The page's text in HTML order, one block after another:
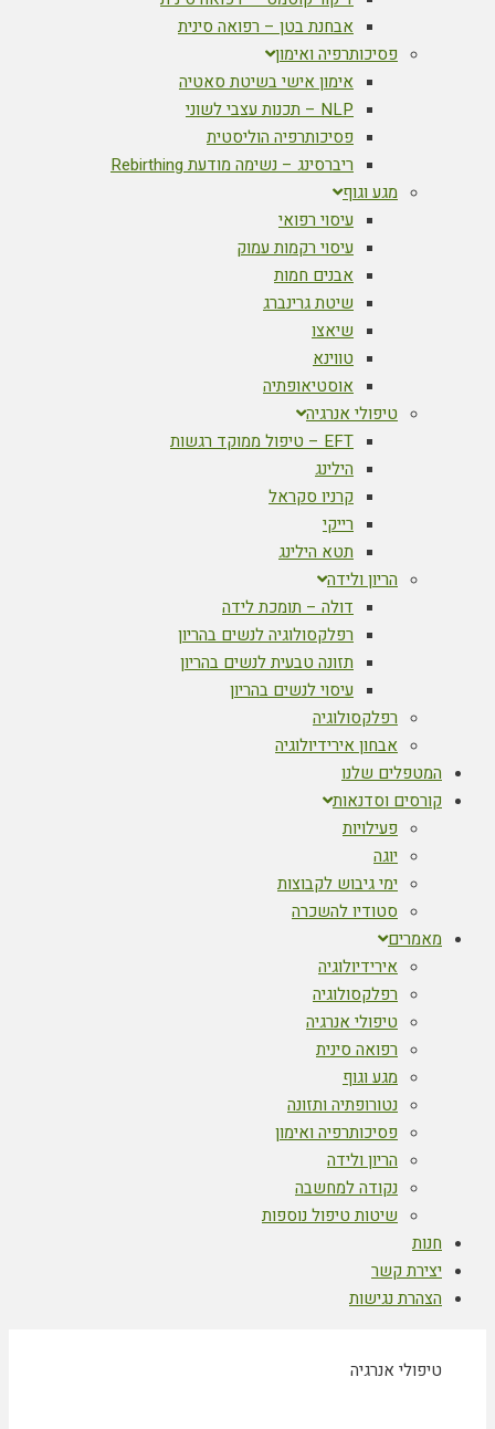
אבחנת בטן – רפואה סינית
פסיכותרפיה ואימון
אימון אישי בשיטת סאטיה
NLP – תכנות עצבי לשוני
פסיכותרפיה הוליסטית
ריברסינג – נשימה מודעת Rebirthing
מגע וגוף
עיסוי רפואי
עיסוי רקמות עמוק
אבנים חמות
שיטת גרינברג
שיאצו
טווינא
אוסטיאופתיה
טיפולי אנרגיה
EFT – טיפול ממוקד רגשות
הילינג
קרניו סקראל
רייקי
תטא הילינג
הריון ולידה
דולה – תומכת לידה
רפלקסולוגיה לנשים בהריון
תזונה טבעית לנשים בהריון
עיסוי לנשים בהריון
רפלקסולוגיה
אבחון אירידיולוגיה
המטפלים שלנו
קורסים וסדנאות
פעילויות
יוגה
ימי גיבוש לקבוצות
סטודיו להשכרה
מאמרים
אירידיולוגיה
רפלקסולוגיה
טיפולי אנרגיה
רפואה סינית
מגע וגוף
נטורופתיה ותזונה
פסיכותרפיה ואימון
הריון ולידה
נקודה למחשבה
שיטות טיפול נוספות
חנות
יצירת קשר
הצהרת נגישות
טיפולי אנרגיה